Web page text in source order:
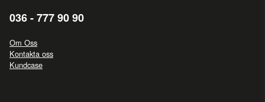
036 - 777 90 90
Om Oss
Kontakta oss
Kundcase